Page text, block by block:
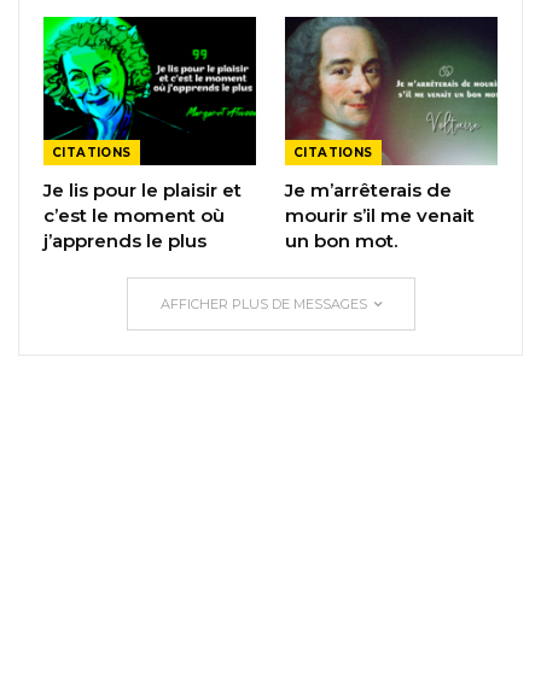
CITATIONS
Je lis pour le plaisir et
c’est le moment où
j’apprends le plus
CITATIONS
Je m’arrêterais de
mourir s’il me venait
un bon mot.
AFFICHER PLUS DE MESSAGES